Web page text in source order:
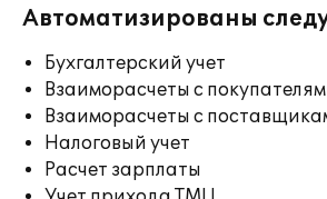
Автоматизированы
Бухгалтерский учет
Взаиморасчеты с
Взаиморасчеты с
Налоговый учет
Расчет зарплаты